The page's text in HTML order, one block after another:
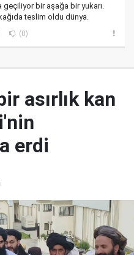
bir aşağa bir yukarı.
teslim oldu dünya.
(0)
asırlık kan
erdi